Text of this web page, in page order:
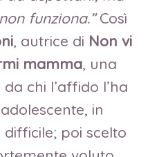
funziona.”Così
, autrice di Non vi
mamma, una
chi l’affido l’ha
in
poi scelto